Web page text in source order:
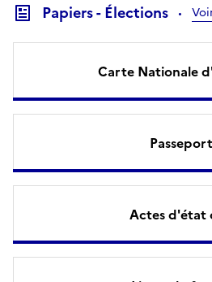
Papiers - Élections
Carte Nationale
Passeport
Actes d'état